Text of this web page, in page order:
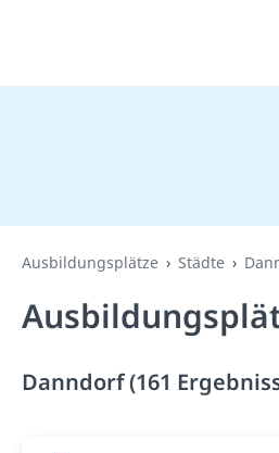
Ausbildungsplätze Städte
Danndorf (161